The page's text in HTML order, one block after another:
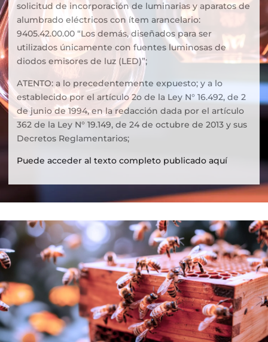
solicitud de incorporación de luminarias y aparatos de
alumbrado eléctricos con ítem arancelario:
9405.42.00.00 “Los demás, diseñados para ser
utilizados únicamente con fuentes luminosas de
diodos emisores de luz (LED)”;
ATENTO: a lo precedentemente expuesto; y a lo
establecido por el artículo 2o de la Ley N° 16.492, de 2
de junio de 1994, en la redacción dada por el artículo
362 de la Ley N° 19.149, de 24 de octubre de 2013 y sus
Decretos Reglamentarios;
Puede acceder al texto completo publicado aquí